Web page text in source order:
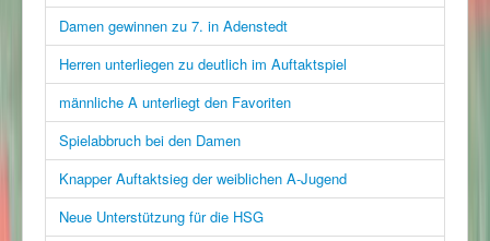
Damen gewinnen zu 7. in Adenstedt
Herren unterliegen zu deutlich im Auftaktspiel
männliche A unterliegt den Favoriten
Spielabbruch bei den Damen
Knapper Auftaktsieg der weiblichen A-Jugend
Neue Unterstützung für die HSG